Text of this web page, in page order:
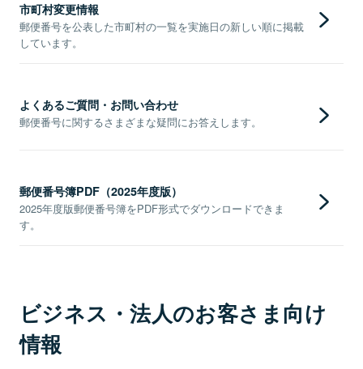
市町村変更情報
郵便番号を公表した市町村の一覧を実施日の新しい順に掲載
しています。
よくあるご質問・お問い合わせ
郵便番号に関するさまざまな疑問にお答えします。
郵便番号簿PDF（2025年度版）
2025年度版郵便番号簿をPDF形式でダウンロードできま
す。
ビジネス・法人のお客さま向け
情報